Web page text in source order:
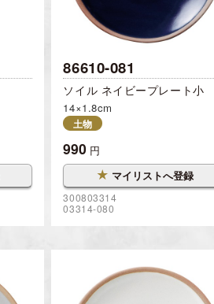
86610-081
ソイル ネイビープレート小
14×1.8cm
土物
990 円
★ マイリストへ登録
300803314
03314-080